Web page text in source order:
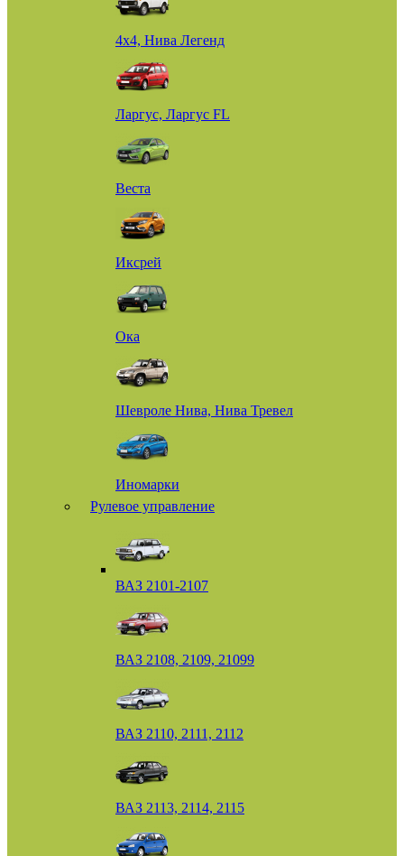
4х4, Нива Легенд
Ларгус, Ларгус FL
Веста
Иксрей
Ока
Шевроле Нива, Нива Тревел
Иномарки
Рулевое управление
ВАЗ 2101-2107
ВАЗ 2108, 2109, 21099
ВАЗ 2110, 2111, 2112
ВАЗ 2113, 2114, 2115